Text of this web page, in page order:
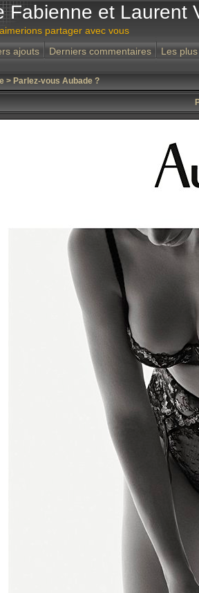
Fabienne et Laurent
partager avec vous
ajouts Derniers commentaires Les
> Parlez-vous Aubade ?